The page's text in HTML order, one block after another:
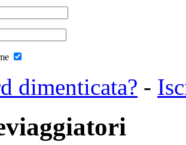
dimenticata? -